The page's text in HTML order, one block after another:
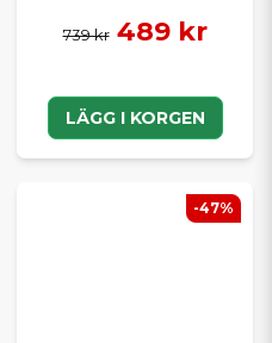
739 kr 489 kr
LÄGG I KORGEN
-47%